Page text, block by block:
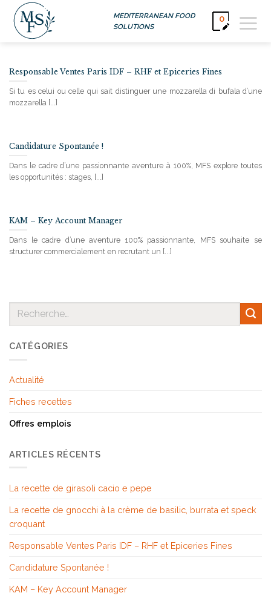
Passer
contenu
MEDITERRANEAN FOOD
SOLUTIONS
0
Responsable Ventes Paris IDF – RHF et Epiceries Fines
Si tu es celui ou celle qui sait distinguer une mozzarella di bufala d’une
mozzarella [...]
Candidature Spontanée !
Dans le cadre d’une passionnante aventure à 100%, MFS explore toutes
les opportunités : stages, [...]
KAM – Key Account Manager
Dans le cadre d’une aventure 100% passionnante, MFS souhaite se
structurer commercialement en recrutant un [...]
CATÉGORIES
Actualité
Fiches recettes
Offres emplois
ARTICLES RÉCENTS
La recette de girasoli cacio e pepe
La recette de gnocchi à la crème de basilic, burrata et speck
croquant
Responsable Ventes Paris IDF – RHF et Epiceries Fines
Candidature Spontanée !
KAM – Key Account Manager